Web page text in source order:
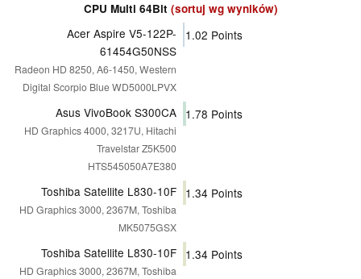
CPU Multi 64Bit (sortuj wg wyników)
Acer Aspire V5-122P-
61454G50NSS
Radeon HD 8250, A6-1450, Western
Digital Scorpio Blue WD5000LPVX
1.02 Points
Asus VivoBook S300CA
HD Graphics 4000, 3217U, Hitachi
Travelstar Z5K500
HTS545050A7E380
1.78 Points
Toshiba Satellite L830-10F
HD Graphics 3000, 2367M, Toshiba
MK5075GSX
1.34 Points
Toshiba Satellite L830-10F
HD Graphics 3000, 2367M, Toshiba
1.34 Points